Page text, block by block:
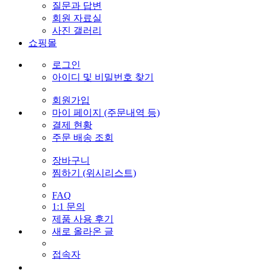
질문과 답변
회원 자료실
사진 갤러리
쇼핑몰
로그인
아이디 및 비밀번호 찾기
회원가입
마이 페이지 (주문내역 등)
결제 현황
주문 배송 조회
장바구니
찜하기 (위시리스트)
FAQ
1:1 문의
제품 사용 후기
새로 올라온 글
접속자